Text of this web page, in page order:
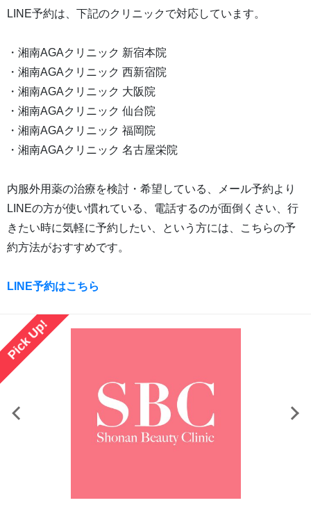
LINE予約は、下記のクリニックで対応しています。
・湘南AGAクリニック 新宿本院
・湘南AGAクリニック 西新宿院
・湘南AGAクリニック 大阪院
・湘南AGAクリニック 仙台院
・湘南AGAクリニック 福岡院
・湘南AGAクリニック 名古屋栄院
内服外用薬の治療を検討・希望している、メール予約より
LINEの方が使い慣れている、電話するのが面倒くさい、行
きたい時に気軽に予約したい、という方には、こちらの予
約方法がおすすめです。
LINE予約はこちら
Pick Up!